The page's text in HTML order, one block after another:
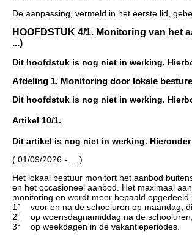
De aanpassing, vermeld in het eerste lid,
HOOFDSTUK 4/1. Monitoring van
...)
Dit hoofdstuk is nog niet in werking.
Afdeling 1. Monitoring door lokale
Dit hoofdstuk is nog niet in werking.
Artikel 10/1.
Dit artikel is nog niet in werking.
( 01/09/2026 - ... )
Het lokaal bestuur monitort het aanbod
en het occasioneel aanbod. Het maximaal
monitoring en wordt meer bepaald
1° voor en na de schooluren op maandag,
2° op woensdagnamiddag na de schooluren;
3° op weekdagen in de vakantieperiodes.